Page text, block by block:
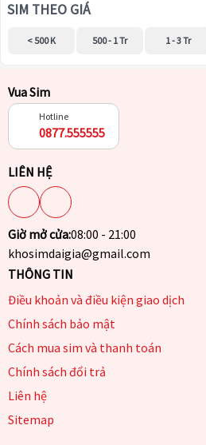
SIM THEO GIÁ
< 500 K 500 - 1 Tr 1 - 3 Tr
Vua Sim
Hotline
0877.555555
LIÊN HỆ
Giờ mở cửa:08:00 - 21:00
khosimdaigia@gmail.com
THÔNG TIN
Điều khoản và điều kiện giao dịch
Chính sách bảo mật
Cách mua sim và thanh toán
Chính sách đổi trả
Liên hệ
Sitemap